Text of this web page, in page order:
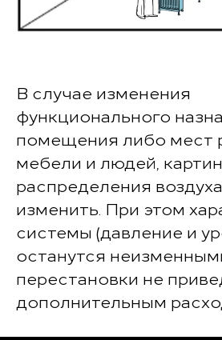
В случае изменения
функционального
помещения либо мест
мебели и людей,
распределения
изменить. При этом
системы (давление и
останутся
перестановки не
дополнительным